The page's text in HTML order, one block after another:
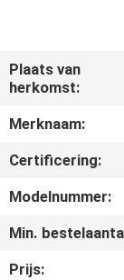
ONS
Plaats van
herkomst:
Merknaam:
Certificering:
Modelnummer:
Min.
Prijs: